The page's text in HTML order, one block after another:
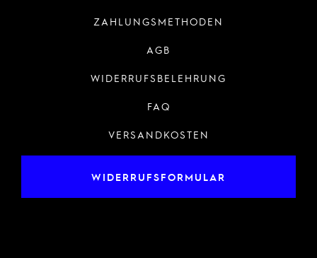
ZAHLUNGSMETHODEN
AGB
WIDERRUFSBELEHRUNG
FAQ
VERSANDKOSTEN
WIDERRUFSFORMULAR